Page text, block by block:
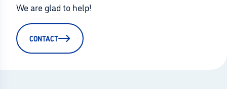
We are glad to help!
CONTACT